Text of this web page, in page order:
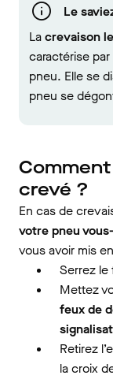
Le
Lacrevaison
caractérise
pneu. Elle se
pneu se
crevé ?
En cas de
votre pneu
vous avoir mis
Serrez le
Mettez
feux de
Retirez
la croix